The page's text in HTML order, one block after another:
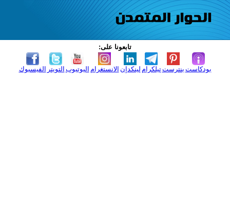
تابعونا على:
الفيسبوك التويتر اليوتيوب الانستغرام لينكدإن تيلكرامبنترست بودكاست